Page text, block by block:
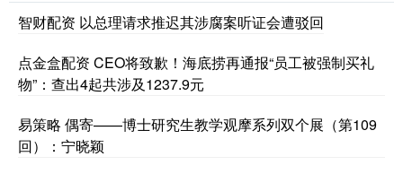
智财配资 以总理请求推迟其涉腐案听证会遭驳回
点金盒配资 CEO将致歉！海底捞再通报“员工被强制买礼
物”：查出4起共涉及1237.9元
易策略 偶寄——博士研究生教学观摩系列双个展（第109
回）：宁晓颖